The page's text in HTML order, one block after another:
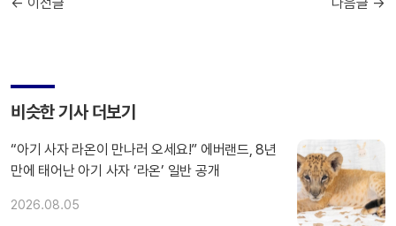
비슷한 기사 더보기
“아기 사자 라온이 만나러 오세요!” 에버랜드, 8년
만에 태어난 아기 사자 ‘라온’ 일반 공개
2026.08.05